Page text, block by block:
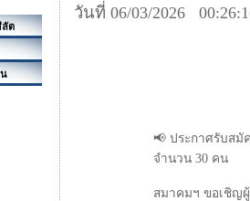
ลัต
วันที่ 06/03/2026
📢 ประกาศรับสมั
จำนวน 30 คน
สมาคมฯ ขอเชิญ